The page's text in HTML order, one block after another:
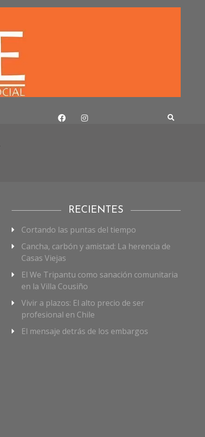
RECIENTES
Cortando las puntas del tiempo
Cancha, carbón y amistad: La herencia de
Casas Viejas
El We Tripantu como sanación comunitaria
en la Villa Cousiño
Vivir a plazos: El alto precio de ser
profesional en Chile
El mensaje detrás de los embargos